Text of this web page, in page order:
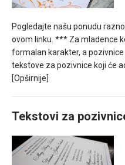
Pogledajte našu ponudu
ovom linku. *** Za mladence
formalan karakter, a
tekstove za pozivnice koji će
[Opširnije]
Tekstovi za